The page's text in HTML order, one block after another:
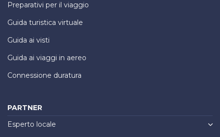
Preparativi per il viaggio
Guida turistica virtuale
Guida ai visti
Guida ai viaggi in aereo
Connessione duratura
PARTNER
Esperto locale